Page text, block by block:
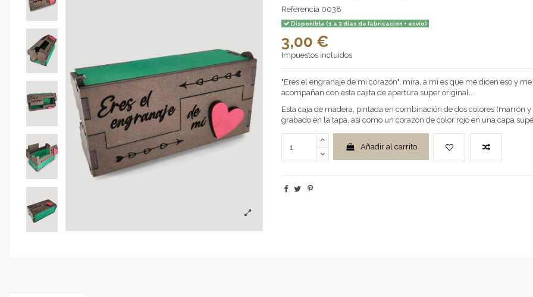
Referencia 0038
Disponible (1 a 3 días de fabricación + envío)
3,00 €
Impuestos incluidos
"Eres el engranaje de mi corazón", mira, a mi es que me dicen eso y
acompañan con esta cajita de apertura super original...
Esta caja de madera, pintada en combinación de dos colores (marrón
grabado en la tapa, así como un corazón de color rojo en una capa
Añadir al carrito